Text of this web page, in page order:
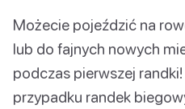
Możecie pojeździć na
lub do fajnych nowych
podczas pierwszej
przypadku randek